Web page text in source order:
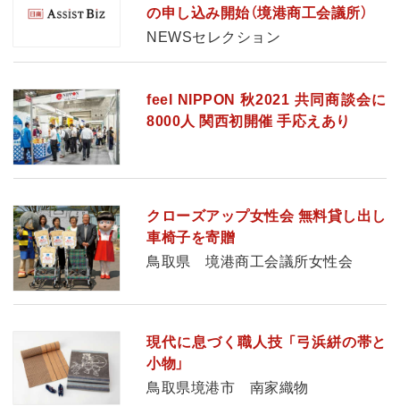
の申し込み開始（境港商工会議所）
NEWSセレクション
feel NIPPON 秋2021 共同商談会に
8000人 関西初開催 手応えあり
クローズアップ女性会 無料貸し出し
車椅子を寄贈
鳥取県 境港商工会議所女性会
現代に息づく職人技 「弓浜絣の帯と
小物」
鳥取県境港市 南家織物